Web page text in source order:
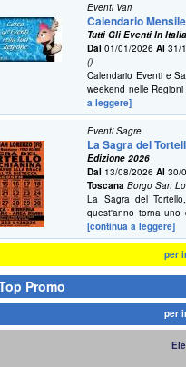
Eventi Vari
Calendario
Tutti Gli Eventi In
Dal 01/01/2026Al 31/
()
Calendario Eventi e
weekend nelle
a leggere]
Eventi Sagre
La Sagra del
Edizione 2026
Dal 13/08/2026Al 30/
Toscana Borgo San
La Sagra del
quest'anno torna uno
[continua a leggere]
per
Promo
per